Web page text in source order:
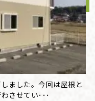
ました。今回は屋根と
させてい･･･